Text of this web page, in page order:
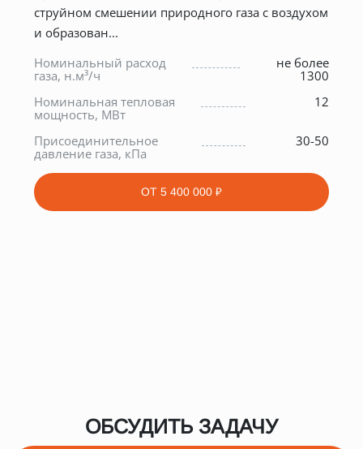
струйном смешении природного газа с воздухом
и образован...
Номинальный расход
газа, н.м³/ч
не более
1300
Номинальная тепловая
мощность, МВт
12
Присоединительное
давление газа, кПа
30-50
ОТ 5 400 000 ₽
ОБСУДИТЬ ЗАДАЧУ